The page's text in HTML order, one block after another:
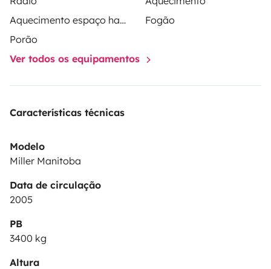
Aquecimento espaço habitacional
Fogão
Porão
Ver todos os equipamentos
Características técnicas
Modelo
Miller Manitoba
Data de circulação
2005
PB
3400 kg
Altura